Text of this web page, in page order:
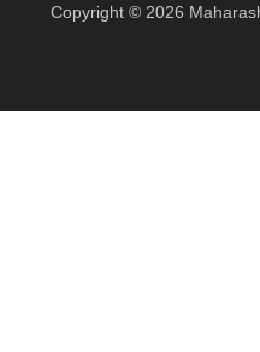
Copyright © 2026